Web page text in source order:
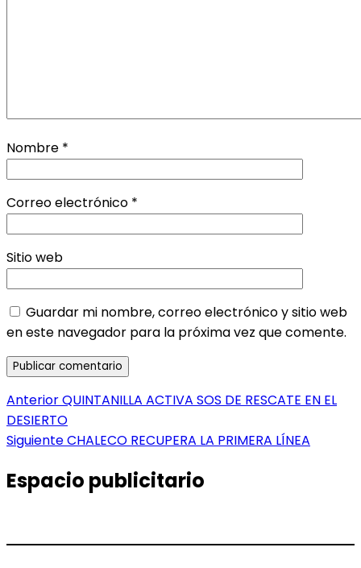
Nombre *
Correo electrónico *
Sitio web
Guardar mi nombre, correo electrónico y sitio web
en este navegador para la próxima vez que comente.
Navegación
de
AnteriorEntrada
anterior:
QUINTANILLA ACTIVA SOS DE RESCATE EN EL
DESIERTO
SiguienteEntrada
CHALECO RECUPERA LA PRIMERA LÍNEA
Espacio publicitario